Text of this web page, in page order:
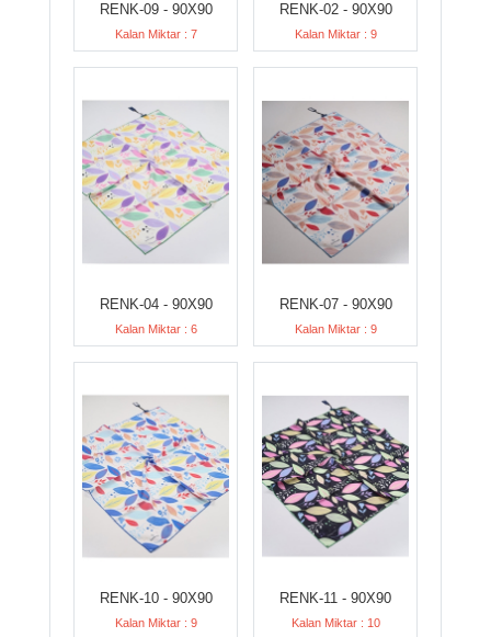
RENK-09 - 90X90
Kalan Miktar : 7
RENK-02 - 90X90
Kalan Miktar : 9
RENK-04 - 90X90
Kalan Miktar : 6
RENK-07 - 90X90
Kalan Miktar : 9
RENK-10 - 90X90
Kalan Miktar : 9
RENK-11 - 90X90
Kalan Miktar : 10